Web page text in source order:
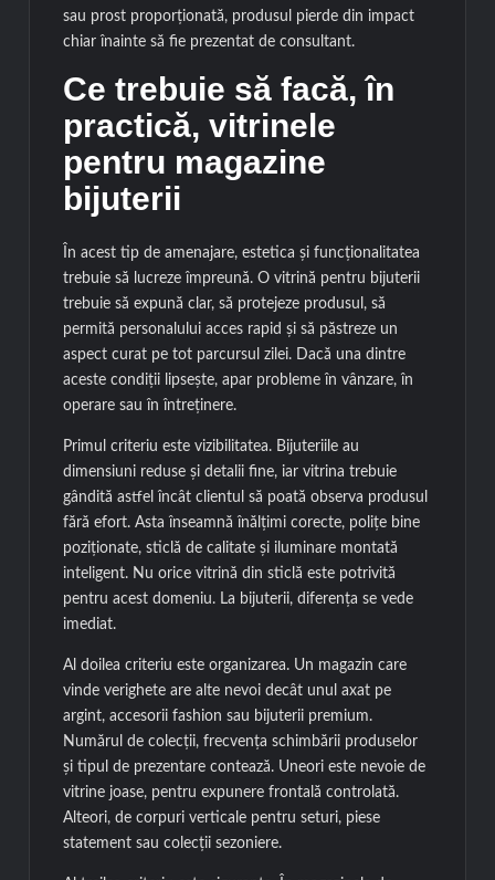
sau prost proporționată, produsul pierde din impact
chiar înainte să fie prezentat de consultant.
Ce trebuie să facă, în
practică, vitrinele
pentru magazine
bijuterii
În acest tip de amenajare, estetica și funcționalitatea
trebuie să lucreze împreună. O vitrină pentru bijuterii
trebuie să expună clar, să protejeze produsul, să
permită personalului acces rapid și să păstreze un
aspect curat pe tot parcursul zilei. Dacă una dintre
aceste condiții lipsește, apar probleme în vânzare, în
operare sau în întreținere.
Primul criteriu este vizibilitatea. Bijuteriile au
dimensiuni reduse și detalii fine, iar vitrina trebuie
gândită astfel încât clientul să poată observa produsul
fără efort. Asta înseamnă înălțimi corecte, polițe bine
poziționate, sticlă de calitate și iluminare montată
inteligent. Nu orice vitrină din sticlă este potrivită
pentru acest domeniu. La bijuterii, diferența se vede
imediat.
Al doilea criteriu este organizarea. Un magazin care
vinde verighete are alte nevoi decât unul axat pe
argint, accesorii fashion sau bijuterii premium.
Numărul de colecții, frecvența schimbării produselor
și tipul de prezentare contează. Uneori este nevoie de
vitrine joase, pentru expunere frontală controlată.
Alteori, de corpuri verticale pentru seturi, piese
statement sau colecții sezoniere.